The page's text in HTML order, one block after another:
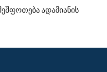
ადამიანის